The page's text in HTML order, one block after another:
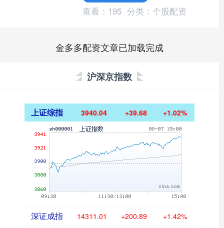
查看： 195 分类： 个股配资
金多多配资文章已加载完成
沪深京指数
上证综指 3940.04 +39.68 +1.02%
深证成指 14311.01 +200.89 +1.42%